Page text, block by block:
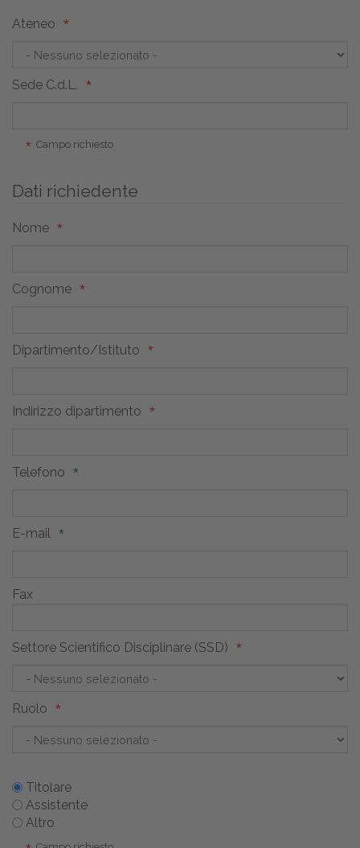
Ateneo
Sede C.d.L.
Campo richiesto
Dati richiedente
Nome
Cognome
Dipartimento/Istituto
Indirizzo dipartimento
Telefono
E-mail
Fax
Settore Scientifico Disciplinare (SSD)
Ruolo
Titolare
Assistente
Altro